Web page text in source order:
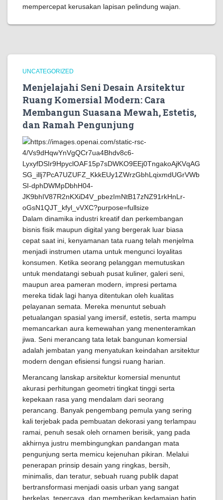
mempercepat kerusakan lapisan pelindung wajan.
UNCATEGORIZED
Menjelajahi Seni Desain Arsitektur
Ruang Komersial Modern: Cara
Membangun Suasana Mewah, Estetis,
dan Ramah Pengunjung
Dalam dinamika industri kreatif dan perkembangan
bisnis fisik maupun digital yang bergerak luar biasa
cepat saat ini, kenyamanan tata ruang telah menjelma
menjadi instrumen utama untuk mengunci loyalitas
konsumen. Ketika seorang pelanggan memutuskan
untuk mendatangi sebuah pusat kuliner, galeri seni,
maupun area pameran modern, impresi pertama
mereka tidak lagi hanya ditentukan oleh kualitas
pelayanan semata. Mereka menuntut sebuah
petualangan spasial yang imersif, estetis, serta mampu
memancarkan aura kemewahan yang menenteramkan
jiwa. Seni merancang tata letak bangunan komersial
adalah jembatan yang menyatukan keindahan arsitektur
modern dengan efisiensi fungsi ruang harian.
Merancang lanskap arsitektur komersial menuntut
akurasi perhitungan geometri tingkat tinggi serta
kepekaan rasa yang mendalam dari seorang
perancang. Banyak pengembang pemula yang sering
kali terjebak pada pembuatan dekorasi yang terlampau
ramai, penuh sesak oleh ornamen berisik, yang pada
akhirnya justru membingungkan pandangan mata
pengunjung serta memicu kejenuhan pikiran. Melalui
penerapan prinsip desain yang ringkas, bersih,
minimalis, dan teratur, sebuah ruang publik dapat
bertransformasi menjadi oasis urban yang sangat
berkelas, tepercaya, dan memberikan kedamaian batin